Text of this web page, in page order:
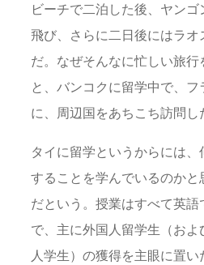
ビーチで二泊した後、ヤン
飛び、さらに二日後にはラオ
だ。なぜそんなに忙しい旅行
と、バンコクに留学中で、
に、周辺国をあちこち訪問し
タイに留学というからには
することを学んでいるのかと
だという。授業はすべて英語
で、主に外国人留学生（およ
人学生）の獲得を主眼に置い